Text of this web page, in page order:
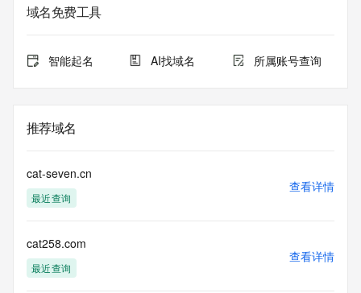
域名免费工具
智能起名 AI找域名 所属账号查询
推荐域名
cat-seven.cn
最近查询
查看详情
cat258.com
最近查询
查看详情